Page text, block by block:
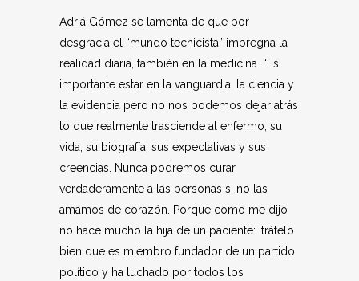
Adriá Gómez se lamenta de que por
desgracia el “mundo tecnicista” impregna la
realidad diaria, también en la medicina. “Es
importante estar en la vanguardia, la ciencia y
la evidencia pero no nos podemos dejar atrás
lo que realmente trasciende al enfermo, su
vida, su biografía, sus expectativas y sus
creencias. Nunca podremos curar
verdaderamente a las personas si no las
amamos de corazón. Porque como me dijo
no hace mucho la hija de un paciente: ‘trátelo
bien que es miembro fundador de un partido
político y ha luchado por todos los